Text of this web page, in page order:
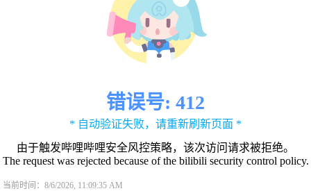
错误号: 412
* 自动验证失败，请重新刷新页面 *
由于触发哔哩哔哩安全风控策略，该次访问请求被拒绝。
The request was rejected because of the bilibili security control policy.
当前时间：8/6/2026, 11:09:35 AM